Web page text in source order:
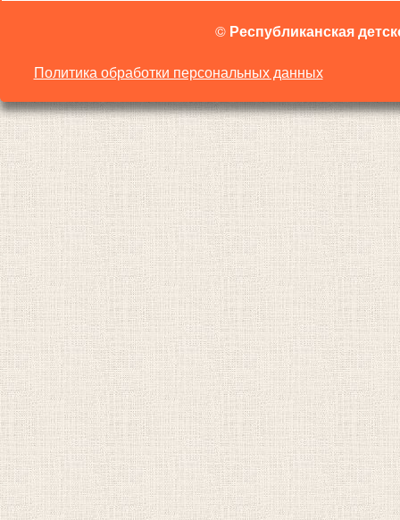
© Республиканская
Политика обработки персональных данных